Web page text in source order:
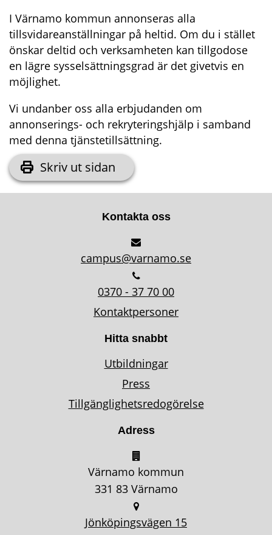
I Värnamo kommun annonseras alla
tillsvidareanställningar på heltid. Om du i stället
önskar deltid och verksamheten kan tillgodose
en lägre sysselsättningsgrad är det givetvis en
möjlighet.
Vi undanber oss alla erbjudanden om
annonserings- och rekryteringshjälp i samband
med denna tjänstetillsättning.
Skriv ut sidan
Kontakta oss
campus@varnamo.se
0370 - 37 70 00
Kontaktpersoner
Hitta snabbt
Utbildningar
Press
Tillgänglighetsredogörelse
Adress
Värnamo kommun
331 83 Värnamo
Jönköpingsvägen 15